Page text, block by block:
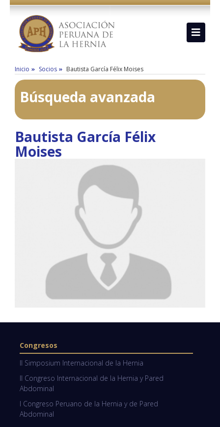
Inicio Socios Bautista García Félix Moises
Búsqueda avanzada
Bautista García Félix
Moises
Congresos
II Simposium Internacional de la Hernia
II Congreso Internacional de la Hernia y Pared
Abdominal
I Congreso Peruano de la Hernia y de Pared
Abdominal